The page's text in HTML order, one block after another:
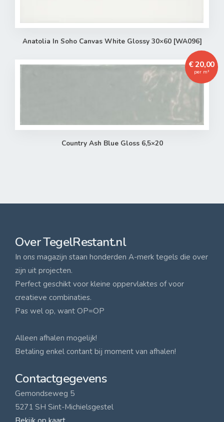
Anatolia In Soho Canvas White Glossy 30×60 [WA096]
Country Ash Blue Gloss 6,5×20
€ 20,00
per m²
Over TegelRestant.nl
In ons magazijn staan honderden A-merk tegels die over
zijn uit projecten.
Perfect geschikt voor kleine oppervlaktes of voor
creatieve combinaties.
Pas wel op, want OP=OP
Alleen afhalen mogelijk!
Betaling enkel contant bij moment van afhalen!
Contactgegevens
Gemondseweg 5
5271 SH Sint-Michielsgestel